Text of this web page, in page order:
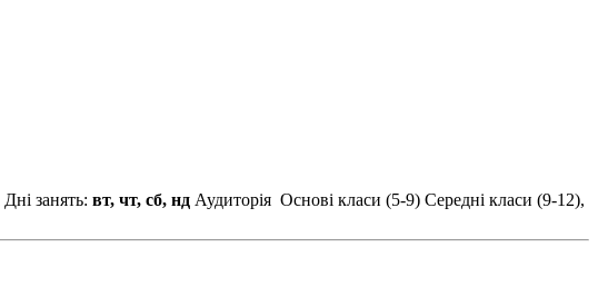
Дні занять: вт, чт, сб, нд Аудиторія Основі класи (5-9) Середні класи (9-12),